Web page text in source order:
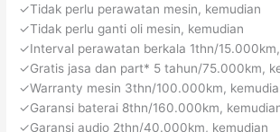
✓Tidak perlu perawatan mesin, kemudian
✓Tidak perlu ganti oli mesin, kemudian
✓Interval perawatan berkala 1thn/
✓Gratis jasa dan part* 5 tahun/75.000km,
✓Warranty mesin 3thn/100.000km,
✓Garansi baterai 8thn/160.000km,
✓Garansi audio 2thn/40.000km, kemudian